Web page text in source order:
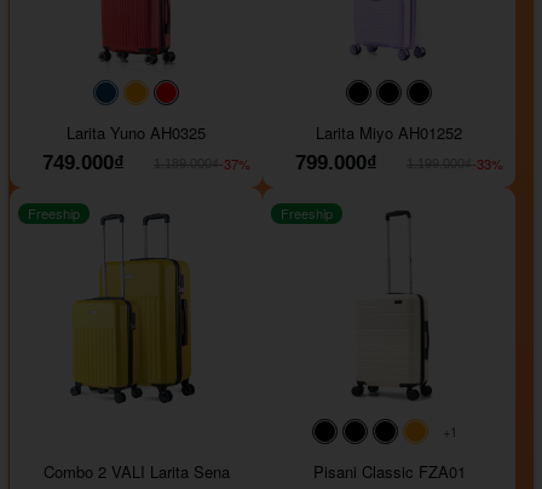
#093f69#ffa500
Larita Yuno AH0325
749.000₫
-37%
#000000#000000
Larita Miyo AH01252
799.000₫
-33%
Freeship
Combo 2 VALI Larita Sena
#000000#000000
#000000
#ffa500
+1
Freeship
Pisani Classic FZA01